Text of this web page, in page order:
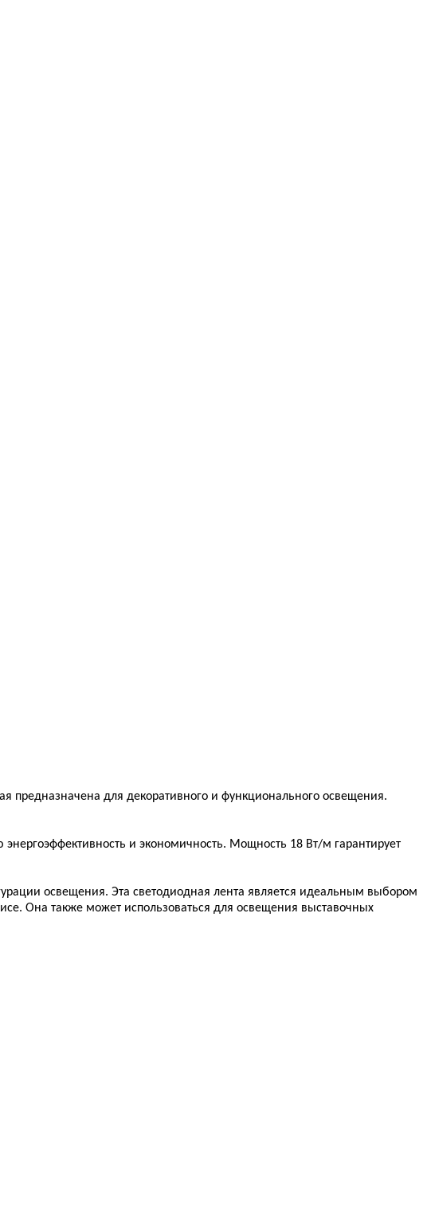
предназначена для декоративного и функционального освещения.
и экономичность. Мощность 18 Вт/м гарантирует
освещения. Эта светодиодная лента является идеальным выбором
Она также может использоваться для освещения выставочных